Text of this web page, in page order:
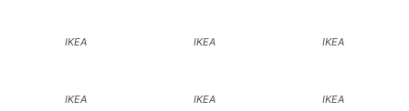
IKEA IKEA IKEA
IKEA IKEA IKEA